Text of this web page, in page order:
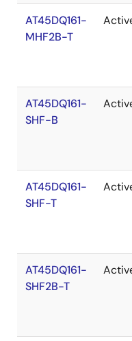
AT45DQ161-
MHF2B-T
AT45DQ161-
SHF-B
AT45DQ161-
SHF-T
AT45DQ161-
SHF2B-T